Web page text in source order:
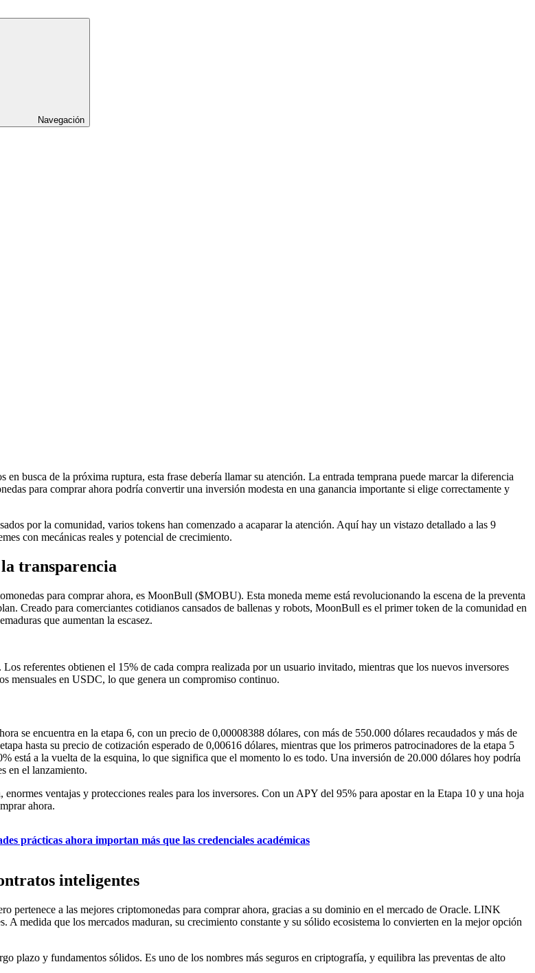
Navegación
busca de la próxima ruptura, esta frase debería llamar su atención. La entrada temprana puede marcar la diferencia
para comprar ahora podría convertir una inversión modesta en una ganancia importante si elige correctamente y
​​por la comunidad, varios tokens han comenzado a acaparar la atención. Aquí hay un vistazo detallado a las 9
con mecánicas reales y potencial de crecimiento.
transparencia
para comprar ahora, es MoonBull ($MOBU). Esta moneda meme está revolucionando la escena de la preventa
Creado para comerciantes cotidianos cansados ​​de ballenas y robots, MoonBull es el primer token de la comunidad en
que aumentan la escasez.
referentes obtienen el 15% de cada compra realizada por un usuario invitado, mientras que los nuevos inversores
mensuales en USDC, lo que genera un compromiso continuo.
se encuentra en la etapa 6, con un precio de 0,00008388 dólares, con más de 550.000 dólares recaudados y más de
hasta su precio de cotización esperado de 0,00616 dólares, mientras que los primeros patrocinadores de la etapa 5
está a la vuelta de la esquina, lo que significa que el momento lo es todo. Una inversión de 20.000 dólares hoy podría
en el lanzamiento.
ventajas y protecciones reales para los inversores. Con un APY del 95% para apostar en la Etapa 10 y una hoja
ahora.
prácticas ahora importan más que las credenciales académicas
inteligentes
pertenece a las mejores criptomonedas para comprar ahora, gracias a su dominio en el mercado de Oracle. LINK
medida que los mercados maduran, su crecimiento constante y su sólido ecosistema lo convierten en la mejor opción
plazo y fundamentos sólidos. Es uno de los nombres más seguros en criptografía, y equilibra las preventas de alto